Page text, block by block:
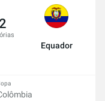
2
Equador